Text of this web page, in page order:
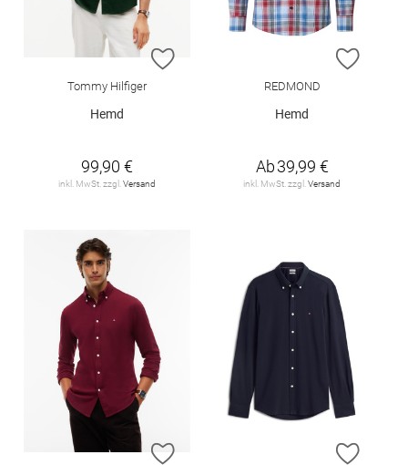
ZUR WUNSCHLISTE HINZUFÜGEN
Tommy Hilfiger
Hemd
99,90 €
inkl. MwSt. zzgl. Versand
ZUR
REDMOND
Hemd
Ab39,99 €
inkl. MwSt. zzgl. Versand
ZUR WUNSCHLISTE HINZUFÜGEN
ZUR